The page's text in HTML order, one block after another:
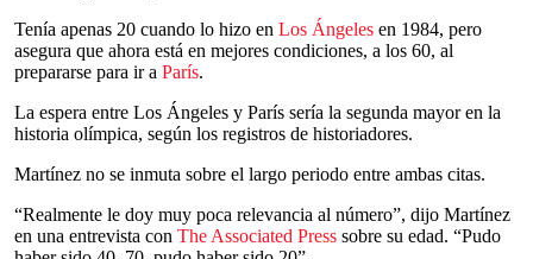
Tenía apenas 20 cuando lo hizo en Los Ángeles en 1984, pero
asegura que ahora está en mejores condiciones, a los 60, al
prepararse para ir a París.
La espera entre Los Ángeles y París sería la segunda mayor en la
historia olímpica, según los registros de historiadores.
Martínez no se inmuta sobre el largo periodo entre ambas citas.
“Realmente le doy muy poca relevancia al número”, dijo Martínez
en una entrevista con The Associated Press sobre su edad. “Pudo